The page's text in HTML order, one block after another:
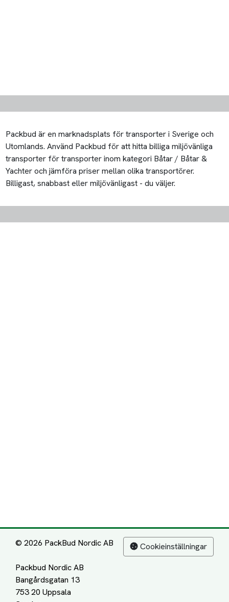
Packbud är en marknadsplats för transporter i Sverige och
Utomlands. Använd Packbud för att hitta billiga miljövänliga
transporter för transporter inom kategori Båtar / Båtar &
Yachter och jämföra priser mellan olika transportörer.
Billigast, snabbast eller miljövänligast - du väljer.
© 2026 PackBud Nordic AB
Packbud Nordic AB
Bangårdsgatan 13
753 20 Uppsala
Cookieinställningar